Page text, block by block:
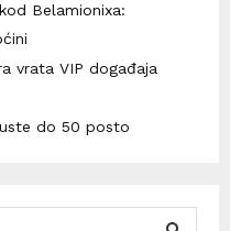
Belamionixa:
vrata VIP događaja
do 50 posto